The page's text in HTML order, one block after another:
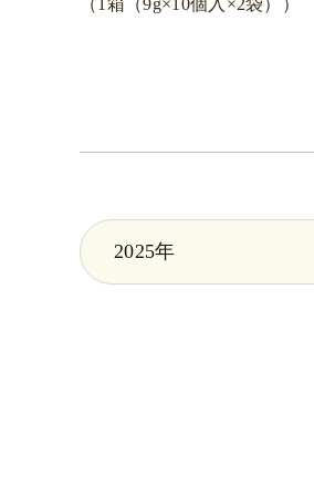
（1箱（9g×10個入×2袋））
2025年